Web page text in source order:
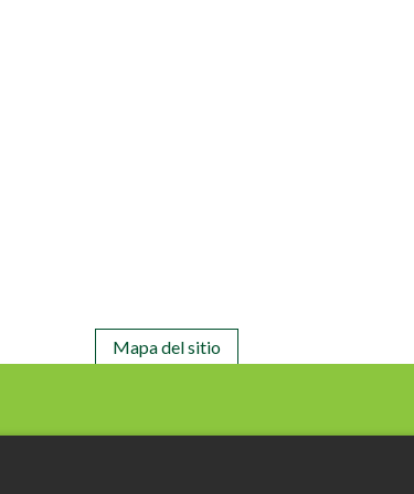
Mapa del sitio